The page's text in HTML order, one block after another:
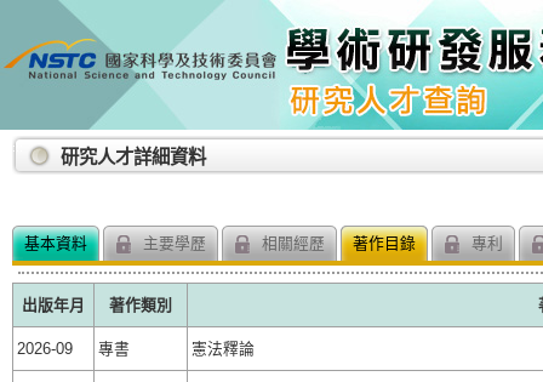
::: 研究人才詳細資料
基本資料 主要學歷 相關經歷 著作目錄 專利
出版年月 著作類別
2026-09 專書 憲法釋論